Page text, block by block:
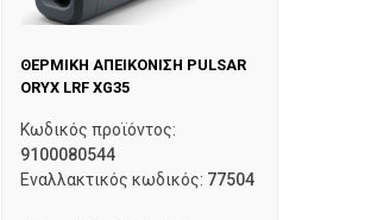
ΘΕΡΜΙΚΗ ΑΠΕΙΚΟΝΙΣΗ PULSAR
ORYX LRF XG35
Κωδικός προϊόντος:
9100080544
Εναλλακτικός κωδικός: 77504